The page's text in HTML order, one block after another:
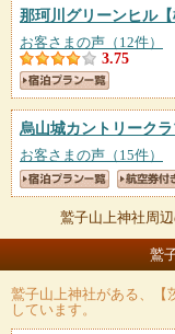
那珂川グリーンヒル【
お客さまの声（12件）
3.75
烏山城カントリーク
お客さまの声（15件）
鷲子山上神社周
鷲
鷲子山上神社がある、【
しています。